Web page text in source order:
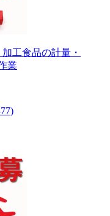
工食品の計量・
業